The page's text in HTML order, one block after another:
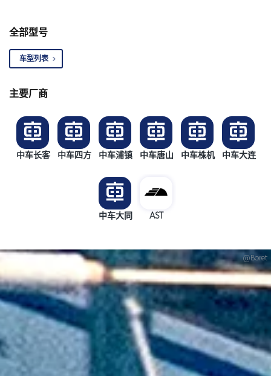
全部型号
车型列表
主要厂商
中车长客 中车四方 中车浦镇 中车唐山 中车株机 中车大连
中车大同 AST
@Boret